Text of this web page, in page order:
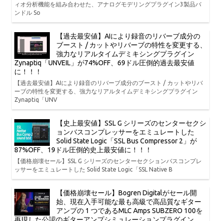
ィオ分析機能を組み合わせた、アナログモデリングプラグイン3製品バ
ンドル So
【過去最安値】AIにより録音のリバーブ成分の
ブースト / カットやリバーブの特性を変更する、
強力なリアルタイムデミキシングプラグイン
Zynaptiq「UNVEIL」が74%OFF、69ドル圧倒的過去最安値
に！！！
【過去最安値】AIにより録音のリバーブ成分のブースト / カットやリバ
ーブの特性を変更する、強力なリアルタイムデミキシングプラグイン
Zynaptiq「UNV
【史上最安値】SSL G シリーズのセンターセクシ
ョンバスコンプレッサーをエミュレートした
Solid State Logic「SSL Bus Compressor 2」が
87%OFF、19ドル圧倒的史上最安値に！！！
【価格崩壊セール】SSL G シリーズのセンターセクションバスコンプレ
ッサーをエミュレートした Solid State Logic「SSL Native B
【価格崩壊セール】Bogren Digitalがセール開
始、現在入手可能な最も高級で高品質なギター
アンプの 1 つであるMLC Amps SUBZERO 100を